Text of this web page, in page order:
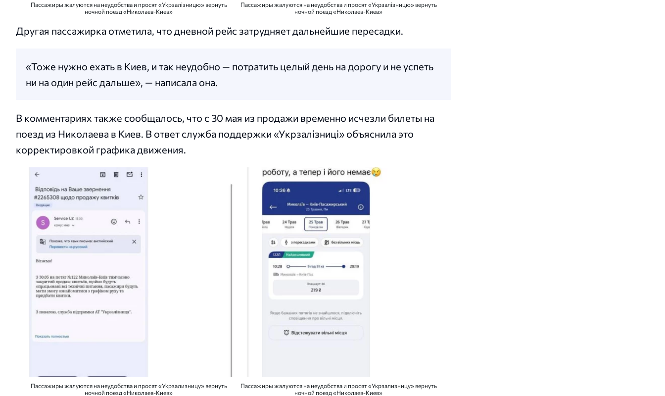
Пассажиры жалуются на неудобства и просят «Укрзалізницю» вернуть
ночной поезд «Николаев-Киев»
Пассажиры жалуются на неудобства и просят «Укрзалізницю» вернуть
ночной поезд «Николаев-Киев»
Другая пассажирка отметила, что дневной рейс затрудняет дальнейшие пересадки.
«Тоже нужно ехать в Киев, и так неудобно — потратить целый день на дорогу и не успеть
ни на один рейс дальше», — написала она.
В комментариях также сообщалось, что с 30 мая из продажи временно исчезли билеты на
поезд из Николаева в Киев. В ответ служба поддержки «Укрзалізниці» объяснила это
корректировкой графика движения.
Пассажиры жалуются на неудобства и просят «Укрзализницу» вернуть
ночной поезд «Николаев-Киев»
Пассажиры жалуются на неудобства и просят «Укрзализницу» вернуть
ночной поезд «Николаев-Киев»